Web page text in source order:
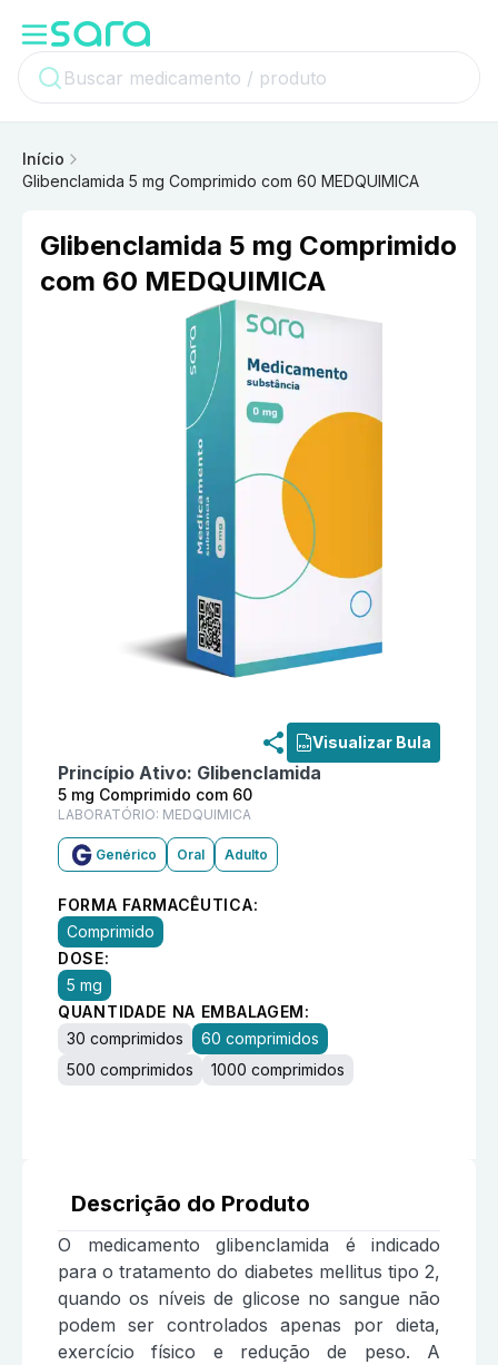
Início
Glibenclamida 5 mg Comprimido com 60 MEDQUIMICA
Glibenclamida 5 mg Comprimido
com 60 MEDQUIMICA
Informações detalhadas do produtoGlibenclamida 5
Visualizar Bula
Princípio Ativo: Glibenclamida
5 mg Comprimido com 60
LABORATÓRIO: MEDQUIMICA
Genérico Oral Adulto
FORMA FARMACÊUTICA:
Comprimido
DOSE:
5 mg
QUANTIDADE NA EMBALAGEM:
30 comprimidos
60 comprimidos
500 comprimidos
1000 comprimidos
Descrição do Produto
O medicamento glibenclamida é indicado
para o tratamento do diabetes mellitus tipo 2,
quando os níveis de glicose no sangue não
podem ser controlados apenas por dieta,
exercício físico e redução de peso. A